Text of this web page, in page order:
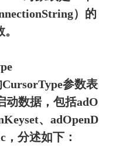
）的
参数表
动数据，包括adO
、adOpenD
分述如下：